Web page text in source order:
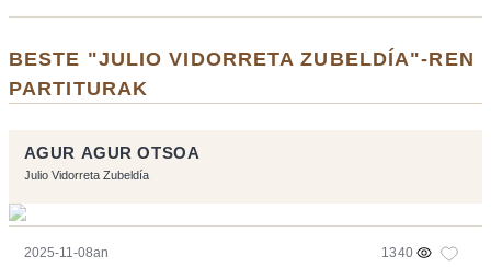
BESTE "JULIO VIDORRETA ZUBELDÍA"-REN
PARTITURAK
AGUR AGUR OTSOA
Julio Vidorreta Zubeldía
2025-11-08an 1340